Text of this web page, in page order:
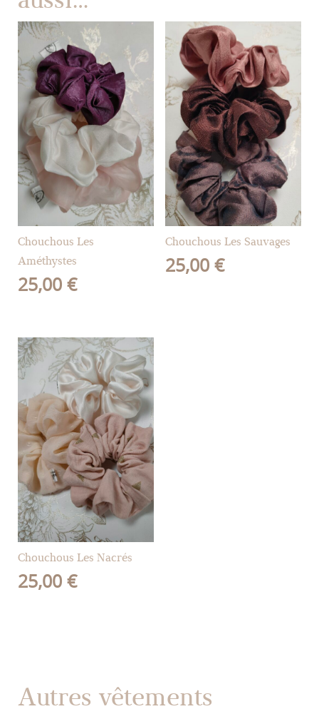
Chouchous Les
Améthystes
25,00 €
Chouchous Les Sauvages
25,00 €
Chouchous Les Nacrés
25,00 €
Autres vêtements